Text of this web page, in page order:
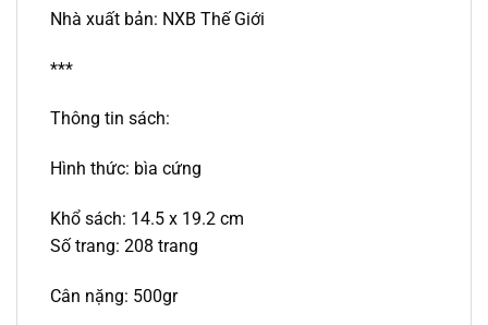
Nhà xuất bản: NXB Thế Giới
***
Thông tin sách:
Hình thức: bìa cứng
Khổ sách: 14.5 x 19.2 cm
Số trang: 208 trang
Cân nặng: 500gr